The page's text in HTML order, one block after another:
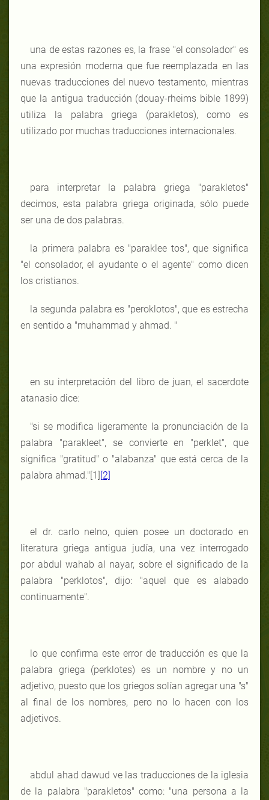
una de estas razones es, la frase "el consolador" es
una expresión moderna que fue reemplazada en las
nuevas traducciones del nuevo testamento, mientras
que la antigua traducción (douay-rheims bible 1899)
utiliza la palabra griega (parakletos), como es
utilizado por muchas traducciones internacionales.
para interpretar la palabra griega "parakletos"
decimos, esta palabra griega originada, sólo puede
ser una de dos palabras.
la primera palabra es "paraklee tos", que significa
"el consolador, el ayudante o el agente" como dicen
los cristianos.
la segunda palabra es "peroklotos", que es estrecha
en sentido a "muhammad y ahmad. "
en su interpretación del libro de juan, el sacerdote
atanasio dice:
"si se modifica ligeramente la pronunciación de la
palabra "parakleet", se convierte en "perklet", que
significa "gratitud" o "alabanza" que está cerca de la
palabra ahmad."[1] [2]
el dr. carlo nelno, quien posee un doctorado en
literatura griega antigua judía, una vez interrogado
por abdul wahab al nayar, sobre el significado de la
palabra "perklotos", dijo: "aquel que es alabado
continuamente".
lo que confirma este error de traducción es que la
palabra griega (perklotes) es un nombre y no un
adjetivo, puesto que los griegos solían agregar una "s"
al final de los nombres, pero no lo hacen con los
adjetivos.
abdul ahad dawud ve las traducciones de la iglesia
de la palabra "parakletos" como: "una persona a la